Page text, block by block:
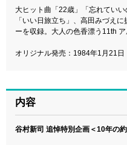
大ヒット曲「22歳」「忘れてい
「いい日旅立ち」、高田みづえ
ーを収録。大人の色香漂う11th ア
オリジナル発売：1984年1月21日
内容
谷村新司 追悼特別企画＜10年の